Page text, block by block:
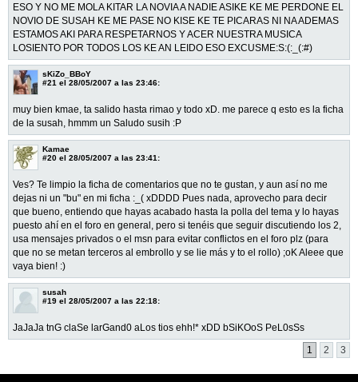
ESO Y NO ME MOLA KITAR LA NOVIA A NADIE ASIKE KE ME PERDONE EL
NOVIO DE SUSAH KE ME PASE NO KISE KE TE PICARAS NI NA ADEMAS
ESTAMOS AKI PARA RESPETARNOS Y ACER NUESTRA MUSICA
LOSIENTO POR TODOS LOS KE AN LEIDO ESO EXCUSME:S:(:_(:#)
sKiZo_BBoY
#21 el 28/05/2007 a las 23:46:
muy bien kmae, ta salido hasta rimao y todo xD. me parece q esto es la ficha
de la susah, hmmm un Saludo susih :P
Kamae
#20 el 28/05/2007 a las 23:41:
Ves? Te limpio la ficha de comentarios que no te gustan, y aun así no me
dejas ni un "bu" en mi ficha :_( xDDDD Pues nada, aprovecho para decir
que bueno, entiendo que hayas acabado hasta la polla del tema y lo hayas
puesto ahí en el foro en general, pero si tenéis que seguir discutiendo los 2,
usa mensajes privados o el msn para evitar conflictos en el foro plz (para
que no se metan terceros al embrollo y se lie más y to el rollo) ;oK Aleee que
vaya bien! :)
susah
#19 el 28/05/2007 a las 22:18:
JaJaJa tnG claSe larGand0 aLos tios ehh!* xDD bSiKOoS PeL0sSs
1
2 3